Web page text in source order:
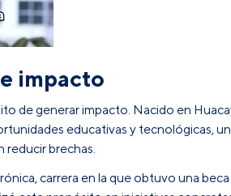
impacto
de generar impacto. Nacido en
educativas y tecnológicas,
reducir brechas.
carrera en la que obtuvo una